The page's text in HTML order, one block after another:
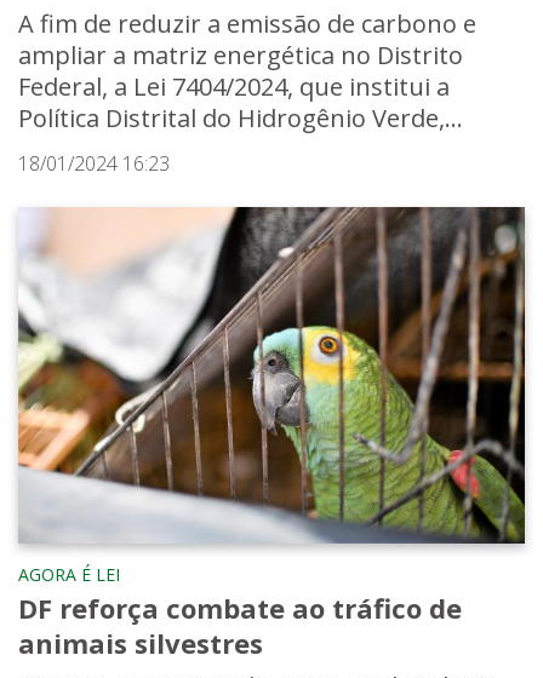
A fim de reduzir a emissão de carbono e
ampliar a matriz energética no Distrito
Federal, a Lei 7404/2024, que institui a
Política Distrital do Hidrogênio Verde,...
18/01/2024 16:23
AGORA É LEI
DF reforça combate ao tráfico de
animais silvestres